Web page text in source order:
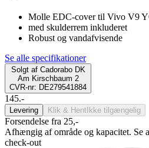
Molle EDC-cover til Vivo V9
med skulderrem inkluderet
Robust og vandafvisende
Se alle specifikationer
Solgt af Cadorabo DK
Am Kirschbaum 2
CVR-nr: DE279541884
145.-
Levering Klik & Hent Ikke tilgængelig
Forsendelse fra 25,-
Afhængig af område og kapacitet. Se
check-out